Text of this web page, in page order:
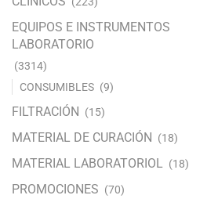
EQUIPOS E INSTRUMENTOS
LABORATORIO
(3314)
CONSUMIBLES (9)
FILTRACIÓN (15)
MATERIAL DE CURACIÓN (18)
MATERIAL LABORATORIOL (18)
PROMOCIONES (70)